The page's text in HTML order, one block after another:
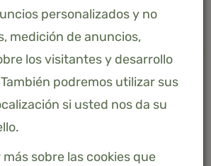
AÑADIR A LA CESTA
personalizados y no
medición de anuncios,
los visitantes y desarrollo
podremos utilizar sus
si usted nos da su
más sobre las cookies que